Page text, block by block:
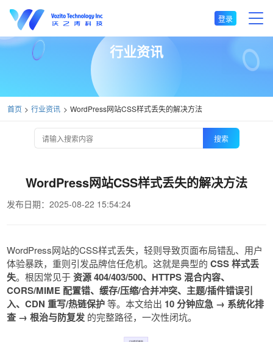
登录
行业资讯
首页 行业资讯 WordPress网站CSS样式丢失的解决方法
搜索
WordPress网站CSS样式丢失的解决方法
发布日期：2025-08-22 15:54:24
WordPress网站的CSS样式丢失，轻则导致页面布局错乱、用户
体验暴跌，重则引发品牌信任危机。这就是典型的 CSS 样式丢
失。根因常见于资源 404/403/500、HTTPS 混合内容、
CORS/MIME 配置错、缓存/压缩/合并冲突、主题/插件错误引
入、CDN 重写/热链保护等。本文给出 10 分钟应急 → 系统化排
查 → 根治与防复发 的完整路径，一次性闭坑。